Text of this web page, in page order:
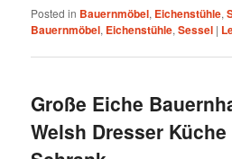
Posted in Bauernmöbel, Eichenstühle,
Bauernmöbel, Eichenstühle,Sessel |
Große Eiche
Welsh Dresser Küche